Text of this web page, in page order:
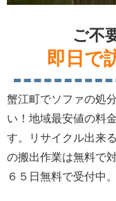
ご不
即日で
蟹江町でソファの処
い！地域最安値の料
す。リサイクル出来
の搬出作業は無料で
６５日無料で受付中。